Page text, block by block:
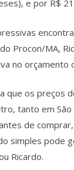
e por R$
Procon/MA,
no orçamento
que os preços
tanto em
de
simples pode
Ricardo.